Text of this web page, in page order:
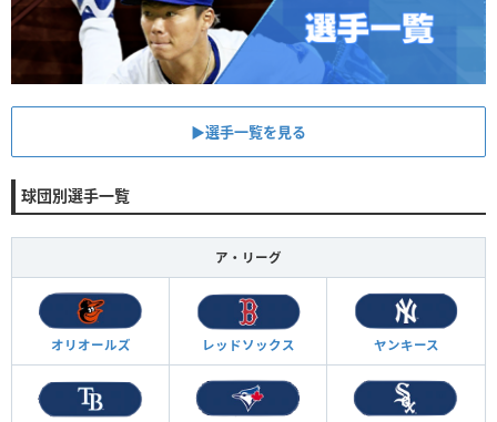
▶︎選手一覧を見る
球団別選手一覧
ア・リーグ
オリオールズ レッドソックス ヤンキース